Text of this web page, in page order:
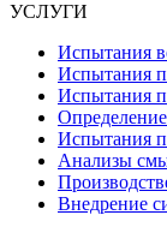
УСЛУГИ
Испытания
Испытания
Испытания
Испытания
Анализы
Внедрение